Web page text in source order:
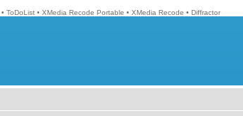
• ToDoList • XMedia Recode Portable • XMedia Recode • Diffractor